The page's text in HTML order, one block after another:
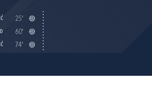
25'
60'
74'